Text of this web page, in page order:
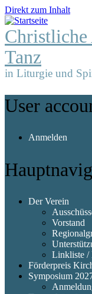
Direkt zum Inhalt
Christliche
Tanz
in Liturgie und
User
Anmelden
Der Verein
Vorstand
Linkliste /
Förderpreis
Symposium